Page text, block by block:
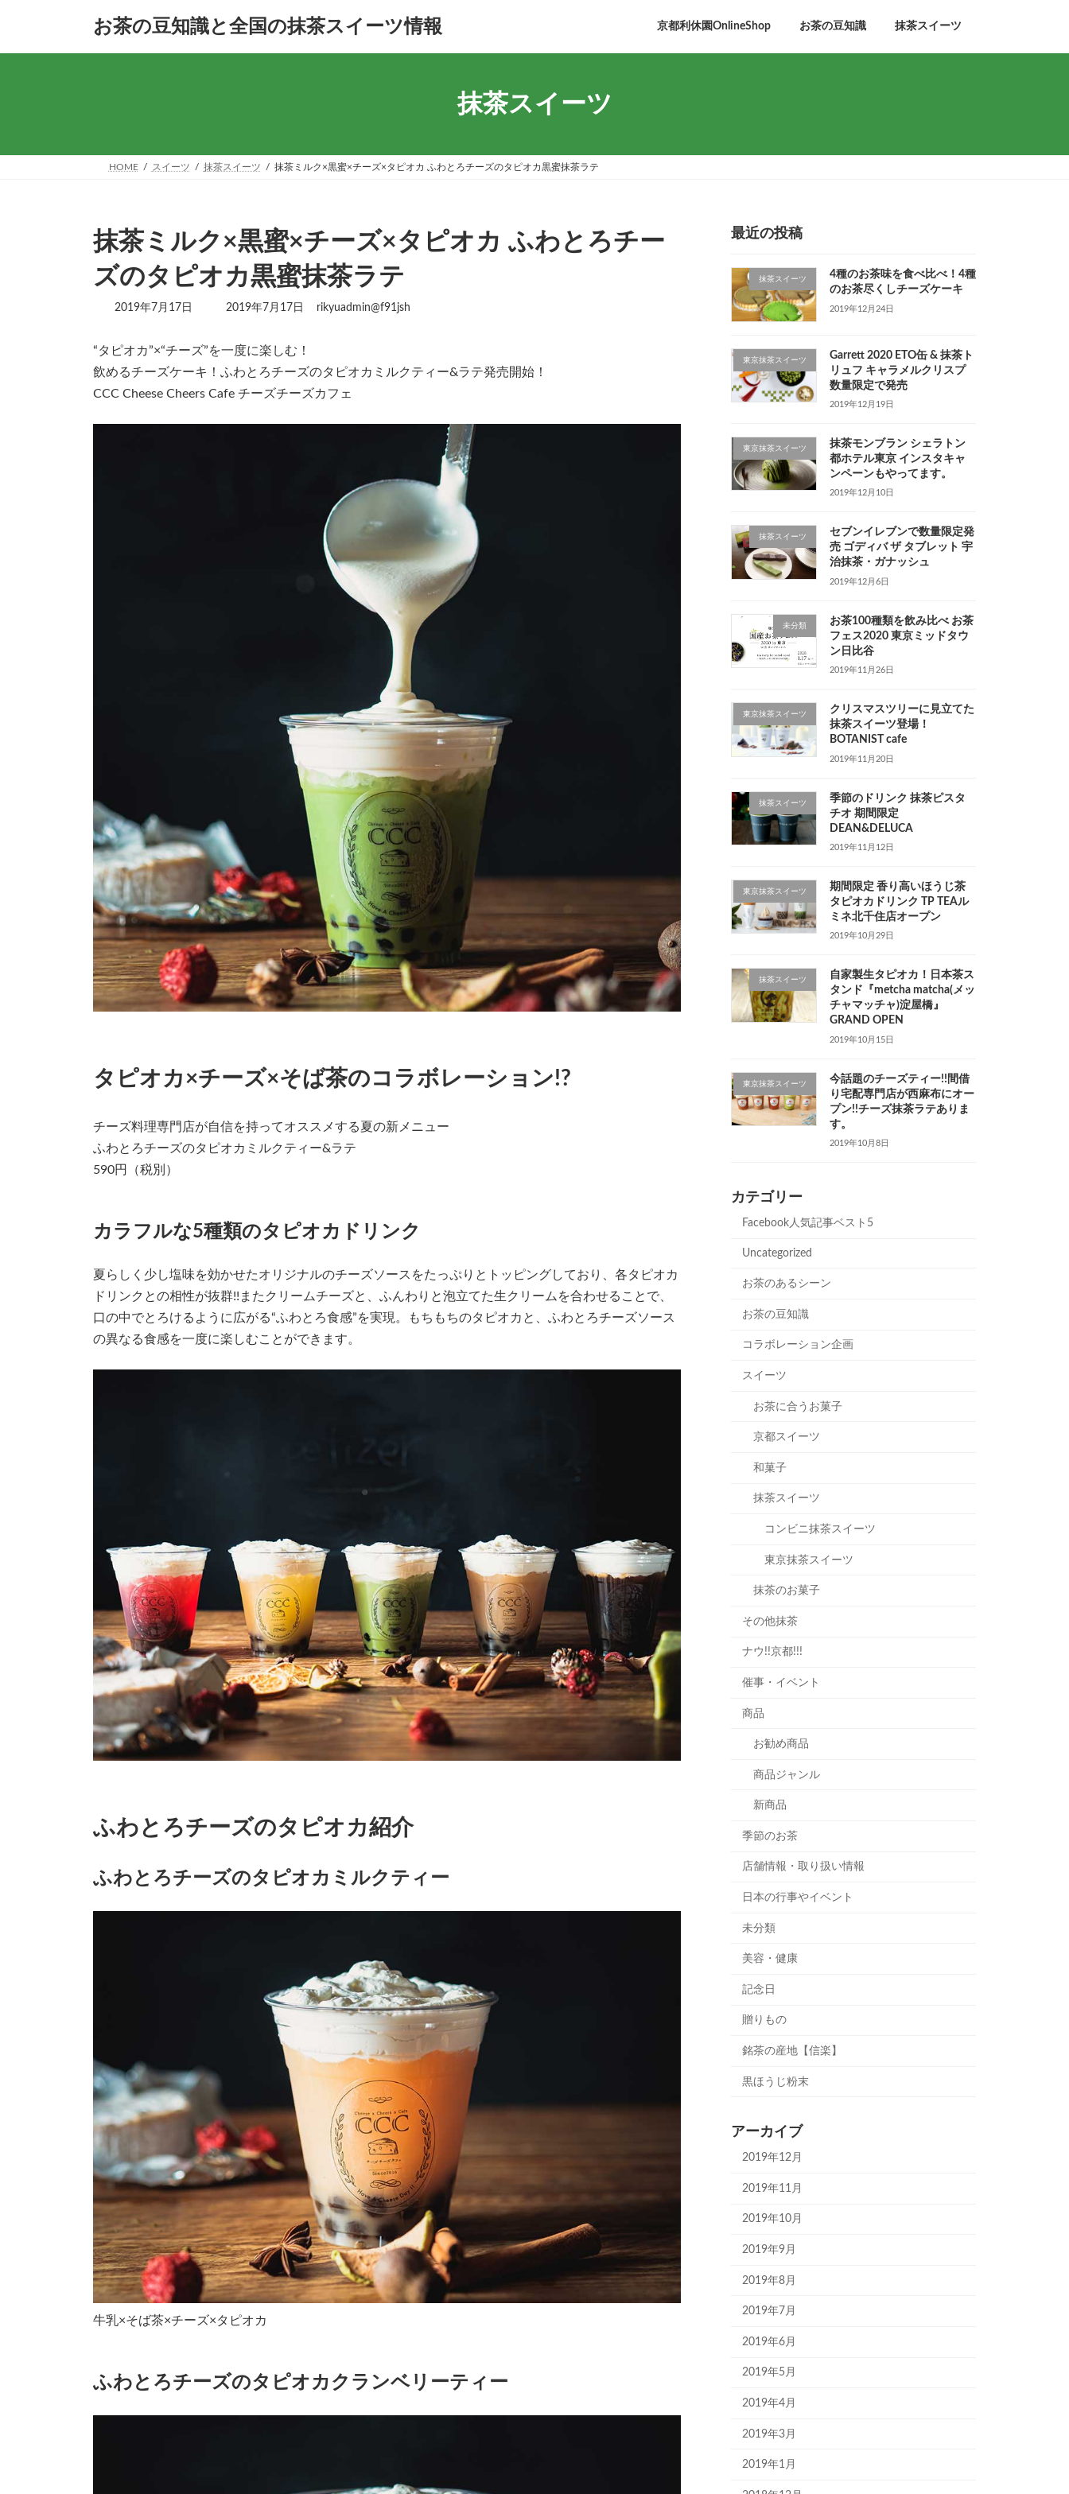
ン
プ
ー
動
お茶の豆知識と全国の抹茶スイーツ情報 京都利休園OnlineShop お茶の豆知識 抹茶スイーツ
抹茶スイーツ
HOME スイーツ 抹茶スイーツ 抹茶ミルク×黒蜜×チーズ×タピオカ ふわとろチーズのタピオカ黒蜜抹茶ラテ
抹茶ミルク×黒蜜×チーズ×タピオカ ふわとろチー
ズのタピオカ黒蜜抹茶ラテ
2019年7月17日
最
新
時
:
2019年7月17日 rikyuadmin@f91jsh
“タピオカ”×“チーズ”を一度に楽しむ！
飲めるチーズケーキ！ ふわとろチーズのタピオカミルクティー&ラテ発売開始！
CCC Cheese Cheers Cafe チーズチーズカフェ
タピオカ×チーズ×そば茶のコラボレーション!?
チーズ料理専門店が自信を持ってオススメする夏の新メニュー
ふわとろチーズのタピオカミルクティー&ラテ
590円（税別）
カラフルな5種類のタピオカドリンク
夏らしく少し塩味を効かせたオリジナルのチーズソースをたっぷりとトッピングしており、各タピオカ
ドリンクとの相性が抜群!!またクリームチーズと、ふんわりと泡立てた生クリームを合わせることで、
口の中でとろけるように広がる“ふわとろ食感”を実現。もちもちのタピオカと、ふわとろチーズソース
の異なる食感を一度に楽しむことができます。
ふわとろチーズのタピオカ紹介
ふわとろチーズのタピオカミルクティー
牛乳×そば茶×チーズ×タピオカ
ふわとろチーズのタピオカクランベリーティー
最近の投稿
抹茶スイーツ
4種のお茶味を食べ比べ！4種
のお茶尽くしチーズケーキ
2019年12月24日
東京抹茶スイーツ
Garrett 2020 ETO缶 & 抹茶ト
リュフ キャラメルクリスプ
数量限定で発売
2019年12月19日
東京抹茶スイーツ
抹茶モンブラン シェラトン
都ホテル東京 インスタキャ
ンペーンもやってます。
2019年12月10日
抹茶スイーツ
セブンイレブンで数量限定発
売 ゴディバ ザ タブレット 宇
治抹茶・ガナッシュ
2019年12月6日
未分類
お茶100種類を飲み比べ お茶
フェス2020 東京ミッドタウ
ン日比谷
2019年11月26日
東京抹茶スイーツ
クリスマスツリーに見立てた
抹茶スイーツ登場！
BOTANIST cafe
2019年11月20日
抹茶スイーツ
季節のドリンク 抹茶ピスタ
チオ 期間限定
DEAN&DELUCA
2019年11月12日
東京抹茶スイーツ
期間限定 香り高いほうじ茶
タピオカドリンク TP TEAル
ミネ北千住店オープン
2019年10月29日
抹茶スイーツ
自家製生タピオカ！日本茶ス
タンド『metcha matcha(メッ
チャマッチャ)淀屋橋』
GRAND OPEN
2019年10月15日
東京抹茶スイーツ
今話題のチーズティー!!間借
り宅配専門店が西麻布にオー
プン!!チーズ抹茶ラテありま
す。
2019年10月8日
カテゴリー
Facebook人気記事ベスト5
Uncategorized
お茶のあるシーン
お茶の豆知識
コラボレーション企画
スイーツ
お茶に合うお菓子
京都スイーツ
和菓子
抹茶スイーツ
コンビニ抹茶スイーツ
東京抹茶スイーツ
抹茶のお菓子
その他抹茶
ナウ!!京都!!!
催事・イベント
商品
お勧め商品
商品ジャンル
新商品
季節のお茶
店舗情報・取り扱い情報
日本の行事やイベント
未分類
美容・健康
記念日
贈りもの
銘茶の産地【信楽】
黒ほうじ粉末
アーカイブ
2019年12月
2019年11月
2019年10月
2019年9月
2019年8月
2019年7月
2019年6月
2019年5月
2019年4月
2019年3月
2019年1月